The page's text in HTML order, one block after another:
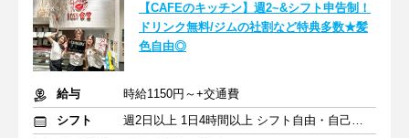
【CAFEのキッチン】週2~&シフト申告制！
ドリンク無料/ジムの社割など特典多数★髪
色自由◎
給与
時給1150円～+交通費
シフト
週2日以上 1日4時間以上 シフト自由・自己申告